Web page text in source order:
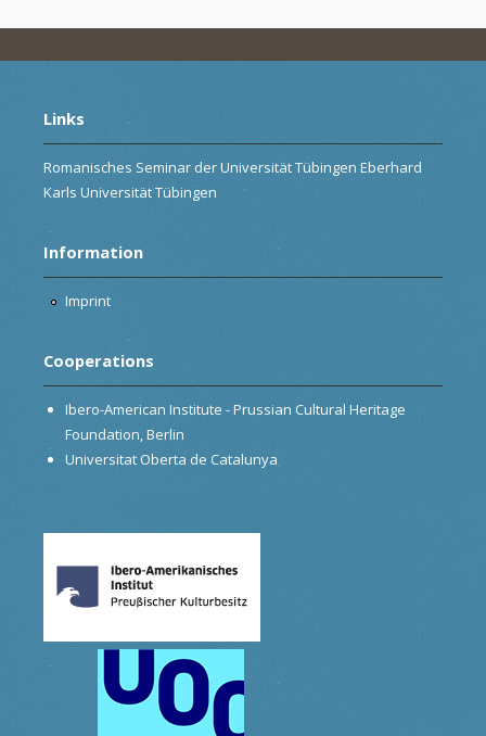
Links
Romanisches Seminar der Universität Tübingen Eberhard
Karls Universität Tübingen
Information
Imprint
Cooperations
Ibero-American Institute - Prussian Cultural Heritage
Foundation, Berlin
Universitat Oberta de Catalunya